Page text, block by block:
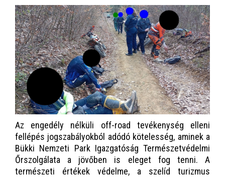
Az engedély nélküli off-road tevékenység elleni
fellépés jogszabályokból adódó kötelesség, aminek a
Bükki Nemzeti Park Igazgatóság Természetvédelmi
Őrszolgálata a jövőben is eleget fog tenni. A
természeti értékek védelme, a szelíd turizmus